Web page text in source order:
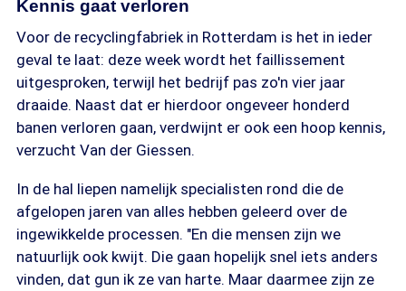
Kennis gaat verloren
Voor de recyclingfabriek in Rotterdam is het in ieder
geval te laat: deze week wordt het faillissement
uitgesproken, terwijl het bedrijf pas zo'n vier jaar
draaide. Naast dat er hierdoor ongeveer honderd
banen verloren gaan, verdwijnt er ook een hoop kennis,
verzucht Van der Giessen.
In de hal liepen namelijk specialisten rond die de
afgelopen jaren van alles hebben geleerd over de
ingewikkelde processen. "En die mensen zijn we
natuurlijk ook kwijt. Die gaan hopelijk snel iets anders
vinden, dat gun ik ze van harte. Maar daarmee zijn ze